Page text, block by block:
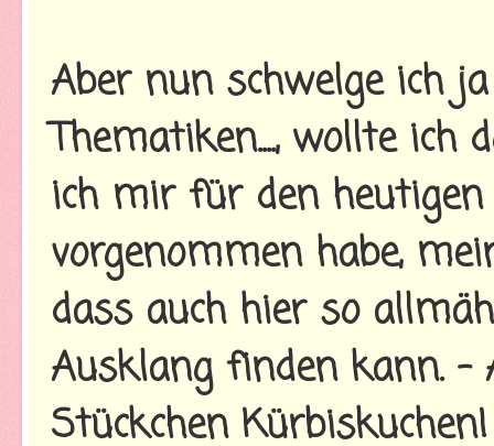
Aber nun schwelge ich
Thematiken...., wollte ich
ich mir für den
vorgenommen habe,
dass auch hier so
Ausklang finden kann. -
Stückchen Kürbiskuchen!